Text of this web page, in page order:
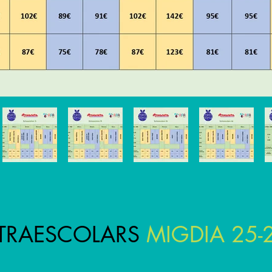
MIGDIA 25-